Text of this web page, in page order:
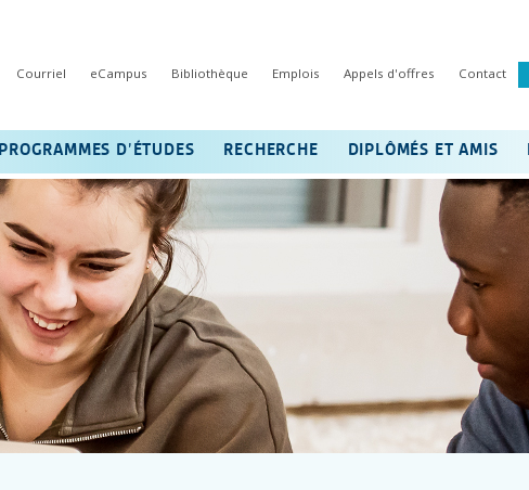
Courriel eCampus Bibliothèque Emplois Appels d'offres Contact
PROGRAMMES D’ÉTUDES RECHERCHE DIPLÔMÉS ET AMIS